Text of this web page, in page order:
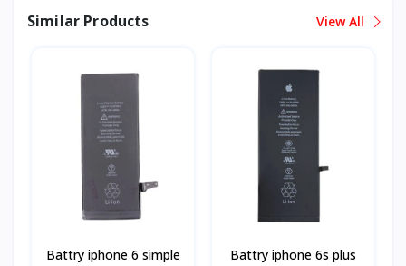
Similar Products View All
Battry iphone 6 simple Battry iphone 6s plus